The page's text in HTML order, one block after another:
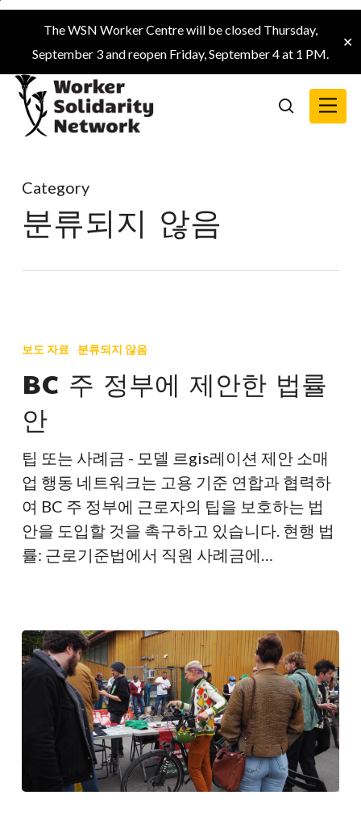
Skip
main
content
The WSN Worker Centre will be closed Thursday,
September 3 and reopen Friday, September 4 at 1 PM.
✕
search
Menu
Category
분류되지 않음
주
부
에
제
안
한
법
률
안
보도 자료 분류되지 않음
BC 주 정부에 제안한 법률
안
팁 또는 사례금 - 모델 르gis레이션 제안 소매
업 행동 네트워크는 고용 기준 연합과 협력하
여 BC 주 정부에 근로자의 팁을 보호하는 법
안을 도입할 것을 촉구하고 있습니다. 현행 법
률: 근로기준법에서 직원 사례금에…